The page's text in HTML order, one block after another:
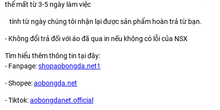
thể mất từ 3-5 ngày làm việc
tính từ ngày chúng tôi nhận lại được sản phẩm hoàn trả từ bạn.
- Không đổi trả đối với áo đã qua in nếu không có lỗi của NSX
Tìm hiểu thêm thông tin tại đây:
- Fanpage:shopaobongda.net1
- Shopee:aobongda.net
- Tiktok:aobongdanet.official